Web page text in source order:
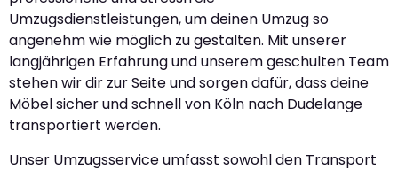
Umzugsdienstleistungen, um deinen Umzug so
angenehm wie möglich zu gestalten. Mit unserer
langjährigen Erfahrung und unserem geschulten Team
stehen wir dir zur Seite und sorgen dafür, dass deine
Möbel sicher und schnell von Köln nach Dudelange
transportiert werden.
Unser Umzugsservice umfasst sowohl den Transport